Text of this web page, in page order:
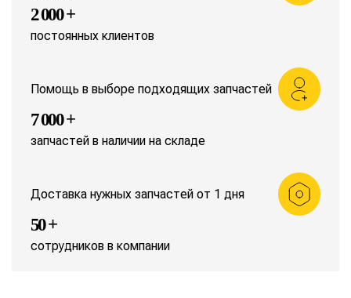
2 000 +
постоянных клиентов
Помощь в выборе подходящих запчастей
7 000 +
запчастей в наличии на складе
Доставка нужных запчастей от 1 дня
50 +
сотрудников в компании